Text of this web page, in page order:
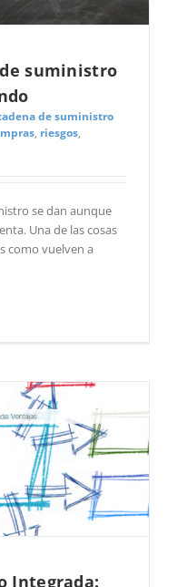
suministro
de suministro
, riesgos,
se dan aunque
Una de las cosas
como vuelven a
Integrada: